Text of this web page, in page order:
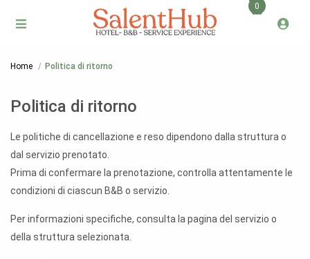
0
Home Politica di ritorno
Politica di ritorno
Le politiche di cancellazione e reso dipendono dalla struttura o
dal servizio prenotato.
Prima di confermare la prenotazione, controlla attentamente le
condizioni di ciascun B&B o servizio.
Per informazioni specifiche, consulta la pagina del servizio o
della struttura selezionata.